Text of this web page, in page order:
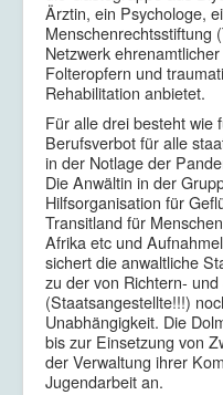
Ärztin, ein Psychologe,
Menschenrechtsstiftung
Netzwerk
Folteropfern und
Rehabilitation anbietet.
Für alle drei besteht wie
Berufsverbot für alle
in der Notlage der
Die Anwältin in der
Hilfsorganisation für
Transitland für
Afrika etc und
sichert die anwaltliche
zu der von Richtern-
(Staatsangestellte!!!)
Unabhängigkeit. Die
bis zur Einsetzung von
der Verwaltung ihrer
Jugendarbeit an.